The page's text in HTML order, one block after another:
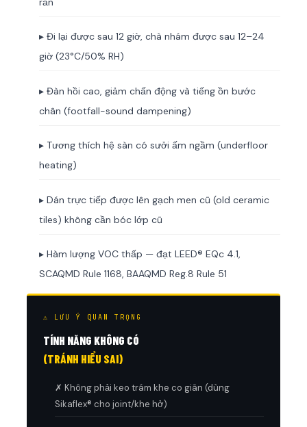
▸ Đi lại được sau 12 giờ, chà nhám được sau 12–24
giờ (23°C/50% RH)
▸ Đàn hồi cao, giảm chấn động và tiếng ồn bước
chân (footfall-sound dampening)
▸ Tương thích hệ sàn có sưởi ấm ngầm (underfloor
heating)
▸ Dán trực tiếp được lên gạch men cũ (old ceramic
tiles) không cần bóc lớp cũ
▸ Hàm lượng VOC thấp — đạt LEED® EQc 4.1,
SCAQMD Rule 1168, BAAQMD Reg.8 Rule 51
⚠ LƯU Ý QUAN TRỌNG
TÍNH NĂNG KHÔNG CÓ
(TRÁNH HIỂU SAI)
✗ Không phải keo trám khe co giãn (dùng
Sikaflex® cho joint/khe hở)